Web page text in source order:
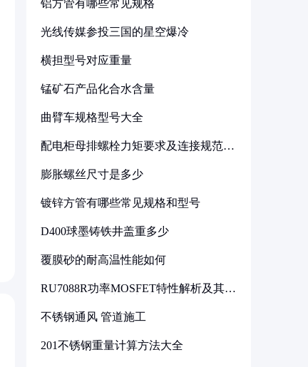
铝方管有哪些常见规格
光线传媒参投三国的星空爆冷
横担型号对应重量
锰矿石产品化合水含量
曲臂车规格型号大全
配电柜母排螺栓力矩要求及连接规范详
膨胀螺丝尺寸是多少
镀锌方管有哪些常见规格和型号
D400球墨铸铁井盖重多少
覆膜砂的耐高温性能如何
RU7088R功率MOSFET特性解析及其在
不锈钢通风 管道施工
201不锈钢重量计算方法大全